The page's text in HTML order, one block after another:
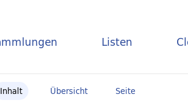
Listen
Inhalt Übersicht Seite